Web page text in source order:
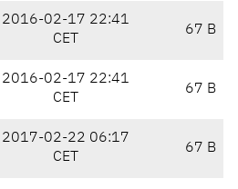
2016-02-17 22:41
CET
67 B
2016-02-17 22:41
CET
67 B
2017-02-22 06:17
CET
67 B